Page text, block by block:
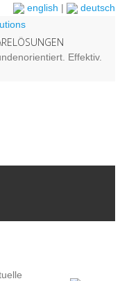
english | deutsch
Effektiv.